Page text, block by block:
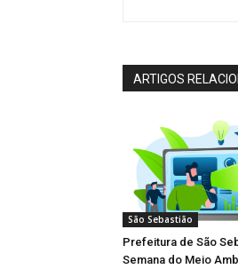
ARTIGOS
São Sebastião
Prefeitura de São
Semana do Meio